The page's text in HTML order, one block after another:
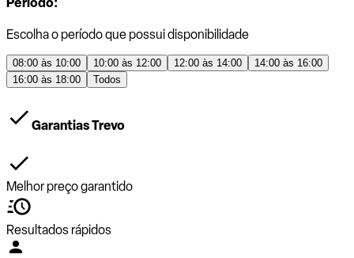
Escolha o período que possui disponibilidade
08:00 às 10:00 10:00 às 12:00 12:00 às 14:00
14:00 às 16:00
16:00 às 18:00
Todos
Garantias Trevo
Melhor preço garantido
Resultados rápidos